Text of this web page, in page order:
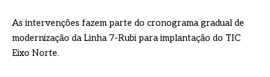
As intervenções fazem parte do cronograma gradual de
modernização da Linha 7-Rubi para implantação do TIC
Eixo Norte.